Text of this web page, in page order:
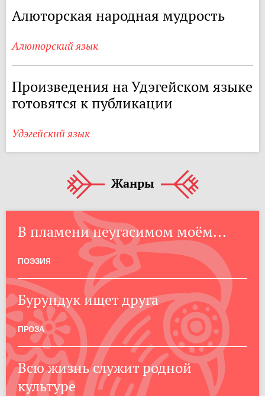
Алюторская народная мудрость
Алюторский язык
Произведения на Удэгейском языке
готовятся к публикации
Удэгейский язык
Жанры
В пламени неугасимом моём...
ПОЭЗИЯ
Бурундук ищет друга
ПРОЗА
Всю жизнь служит родной
культуре